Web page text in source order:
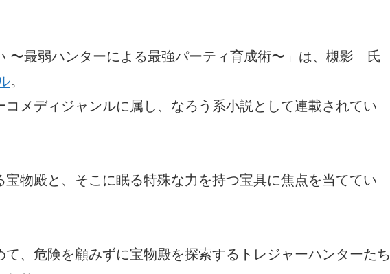
〜最弱ハンターによる最強パーティ育成術〜」は、槻影 氏
。
コメディジャンルに属し、なろう系小説として連載されてい
物殿と、そこに眠る特殊な力を持つ宝具に焦点を当ててい
、危険を顧みずに宝物殿を探索するトレジャーハンターたち